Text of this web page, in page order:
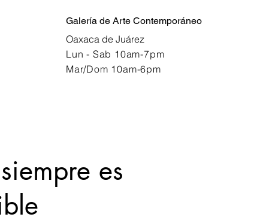
Galería de Arte Contemporáneo
Oaxaca de Juárez
Lun - Sab 10am-7pm
Mar/Dom 10am-6pm
es